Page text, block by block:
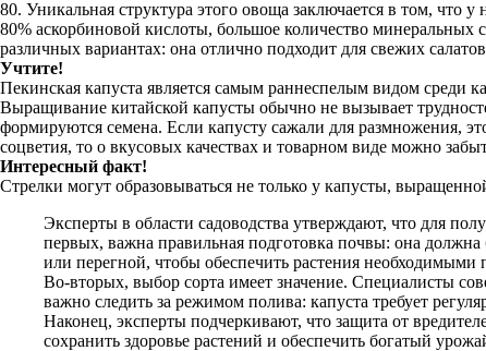
80. Уникальная структура этого овоща заключается в том,
80% аскорбиновой кислоты, большое количество минеральных
различных вариантах: она отлично подходит для свежих
Учтите!
Пекинская капуста является самым раннеспелым видом среди
Выращивание китайской капусты обычно не вызывает
формируются семена. Если капусту сажали для размножения,
соцветия, то о вкусовых качествах и товарном виде можно
Интересный факт!
Стрелки могут образовываться не только у капусты,
Эксперты в области садоводства утверждают, что для
первых, важна правильная подготовка почвы: она
или перегной, чтобы обеспечить растения необходимыми
Во-вторых, выбор сорта имеет значение. Специалисты
важно следить за режимом полива: капуста требует
Наконец, эксперты подчеркивают, что защита от
сохранить здоровье растений и обеспечить богатый